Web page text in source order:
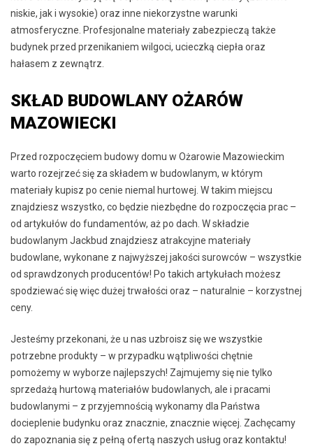
niskie, jak i wysokie) oraz inne niekorzystne warunki
atmosferyczne. Profesjonalne materiały zabezpieczą także
budynek przed przenikaniem wilgoci, ucieczką ciepła oraz
hałasem z zewnątrz.
SKŁAD BUDOWLANY OŻARÓW
MAZOWIECKI
Przed rozpoczęciem budowy domu w Ożarowie Mazowieckim
warto rozejrzeć się za składem w budowlanym, w którym
materiały kupisz po cenie niemal hurtowej. W takim miejscu
znajdziesz wszystko, co będzie niezbędne do rozpoczęcia prac –
od artykułów do fundamentów, aż po dach. W składzie
budowlanym Jackbud znajdziesz atrakcyjne materiały
budowlane, wykonane z najwyższej jakości surowców – wszystkie
od sprawdzonych producentów! Po takich artykułach możesz
spodziewać się więc dużej trwałości oraz – naturalnie – korzystnej
ceny.
Jesteśmy przekonani, że u nas uzbroisz się we wszystkie
potrzebne produkty – w przypadku wątpliwości chętnie
pomożemy w wyborze najlepszych! Zajmujemy się nie tylko
sprzedażą hurtową materiałów budowlanych, ale i pracami
budowlanymi – z przyjemnością wykonamy dla Państwa
docieplenie budynku oraz znacznie, znacznie więcej. Zachęcamy
do zapoznania się z pełną ofertą naszych usług oraz kontaktu!